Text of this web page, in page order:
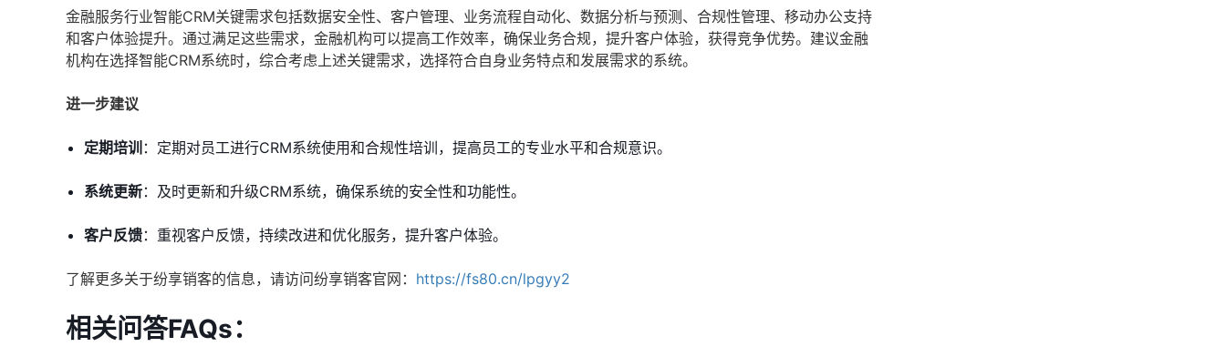
金融服务行业智能CRM关键需求包括数据安全性、客户管理、业务流程自动化、数据分析与预测、合规性管理、移动办公支持
和客户体验提升。通过满足这些需求，金融机构可以提高工作效率，确保业务合规，提升客户体验，获得竞争优势。建议金融
机构在选择智能CRM系统时，综合考虑上述关键需求，选择符合自身业务特点和发展需求的系统。
进一步建议
定期培训 ：定期对员工进行CRM系统使用和合规性培训，提高员工的专业水平和合规意识。
系统更新：及时更新和升级CRM系统，确保系统的安全性和功能性。
客户反馈：重视客户反馈，持续改进和优化服务，提升客户体验。
了解更多关于纷享销客的信息，请访问纷享销客官网： https://fs80.cn/lpgyy2
相关问答FAQs：